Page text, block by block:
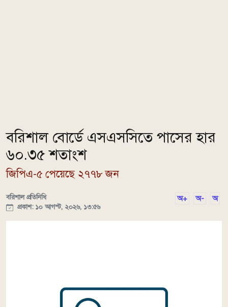
বরিশাল বোর্ডে এসএসসিতে পাসের হার
৬০.৩৫ শতাংশ
জিপিএ-৫ পেয়েছে ২৭৭৮ জন
বরিশাল প্রতিনিধি
প্রকাশ: ১০ আগস্ট, ২০২৬, ১৩:৫৬
অ+ অ- অ